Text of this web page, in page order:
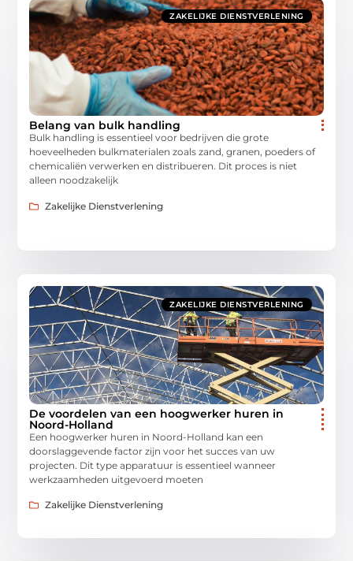
ZAKELIJKE DIENSTVERLENING
Belang van bulk handling
Bulk handling is essentieel voor bedrijven die grote
hoeveelheden bulkmaterialen zoals zand, granen, poeders of
chemicaliën verwerken en distribueren. Dit proces is niet
alleen noodzakelijk
Zakelijke Dienstverlening
ZAKELIJKE DIENSTVERLENING
De voordelen van een hoogwerker huren in
Noord-Holland
Een hoogwerker huren in Noord-Holland kan een
doorslaggevende factor zijn voor het succes van uw
projecten. Dit type apparatuur is essentieel wanneer
werkzaamheden uitgevoerd moeten
Zakelijke Dienstverlening